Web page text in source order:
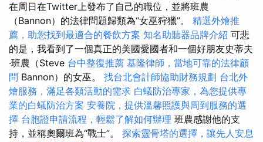
在周日在Twitter上發布了自己的職位，並將班農
（Bannon）的法律問題歸類為“女巫狩獵”。 精選外燴推
薦，助您找到最適合的餐飲方案 知名助聽器品牌介紹 可悲
的是，我看到了一個真正的美國愛國者和一個好朋友史蒂夫
·班農（Steve 台中整復推薦 基隆律師，當地可靠的法律顧
問 Bannon）的女巫。 找台北會計師協助財務規劃 台北外
燴服務，滿足各類活動的需求 白蟻防治專家，為您提供專
業的白蟻防治方案 安養院，提供溫馨照護與周到服務的選
擇 台胞證申請流程，輕鬆了解如何辦理 班農感謝他的支
持，並稱奧爾班為“戰士”。 探索靈骨塔的選擇，讓先人安息